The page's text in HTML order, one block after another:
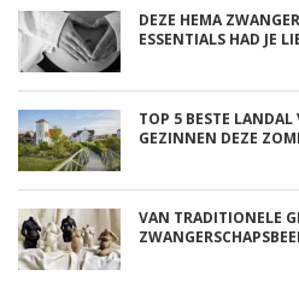
DEZE HEMA
ESSENTIALS HAD JE
TOP 5 BESTE
GEZINNEN DEZE
VAN TRADITIONELE